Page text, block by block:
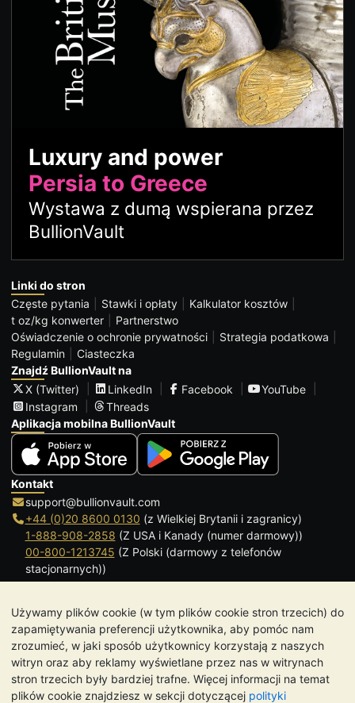
Używamy plików cookie (w tym plików cookie stron trzecich) do
zapamiętywania preferencji użytkownika, aby pomóc nam
zrozumieć, w jaki sposób użytkownicy korzystają z naszych
witryn oraz aby reklamy wyświetlane przez nas w witrynach
stron trzecich były bardziej trafne. Więcej informacji na temat
plików cookie znajdziesz w sekcji dotyczącej polityki
Luxury and power
Persia to Greece
Wystawa z dumą wspierana przez
BullionVault
Linki do stron
Częste pytania
Stawki i opłaty
Kalkulator kosztów
t oz/kg konwerter
Partnerstwo
Oświadczenie o ochronie prywatności
Strategia podatkowa
Regulamin
Ciasteczka
Znajdź BullionVault na
X (Twitter)
LinkedIn Facebook
YouTube
Instagram
Threads
Aplikacja mobilna BullionVault
Kontakt
support@bullionvault.com
+44 (0)20 8600 0130 (z Wielkiej Brytanii i zagranicy)
1-888-908-2858 (Z USA i Kanady (numer darmowy))
00-800-1213745 (Z Polski (darmowy z telefonów
stacjonarnych))
Godziny otwarcia:
9.00-20.30 (czasu lokalnego), od Poniedziałku do Piątku
Galmarley Ltd T/A BullionVault
3 Shortlands (7 piętro)
Hammersmith